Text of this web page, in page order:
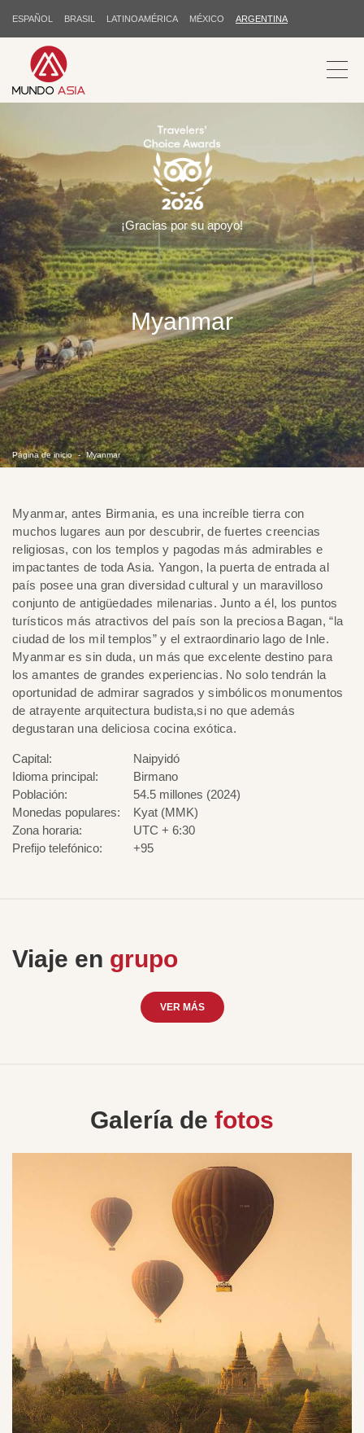
ESPAÑOL BRASIL LATINOAMÉRICA MÉXICO ARGENTINA
Myanmar
Página de inicio Myanmar
¡Gracias por su apoyo!
Myanmar, antes Birmania, es una increíble tierra con
muchos lugares aun por descubrir, de fuertes creencias
religiosas, con los templos y pagodas más admirables e
impactantes de toda Asia. Yangon, la puerta de entrada al
país posee una gran diversidad cultural y un maravilloso
conjunto de antigüedades milenarias. Junto a él, los puntos
turísticos más atractivos del país son la preciosa Bagan, “la
ciudad de los mil templos” y el extraordinario lago de Inle.
Myanmar es sin duda, un más que excelente destino para
los amantes de grandes experiencias. No solo tendrán la
oportunidad de admirar sagrados y simbólicos monumentos
de atrayente arquitectura budista,si no que además
degustaran una deliciosa cocina exótica.
Capital:
Naipyidó
Idioma principal:
Birmano
Población:
54.5 millones (2024)
Monedas populares:
Kyat (MMK)
Zona horaria:
UTC + 6:30
Prefijo telefónico:
+95
Viaje en grupo
VER MÁS
Galería de fotos